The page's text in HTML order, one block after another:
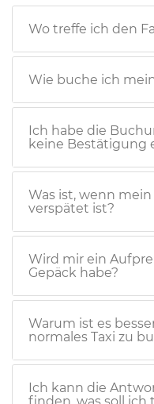
Wo treffe ich den
Wie buche ich
Ich habe die
keine Bestätigung
Was ist, wenn
verspätet ist?
Wird mir ein
Gepäck habe?
Warum ist es
normales Taxi zu
Ich kann die
finden, was soll ich